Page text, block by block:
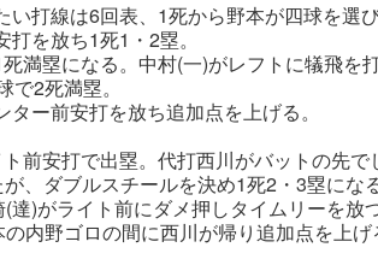
い打線は6回表、1死から野本が四球を選
を放ち1死1・2塁。
満塁になる。中村(一)がレフトに犠飛を
2死満塁。
ー前安打を放ち追加点を上げる。
前安打で出塁。代打西川がバットの先
、ダブルスチールを決め1死2・3塁にな
達)がライト前にダメ押しタイムリーを放
内野ゴロの間に西川が帰り追加点を上げ